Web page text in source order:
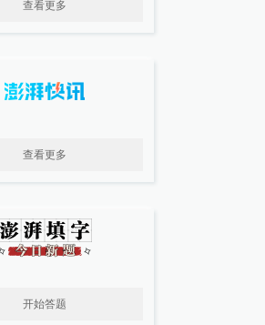
查看更多
查看更多
开始答题